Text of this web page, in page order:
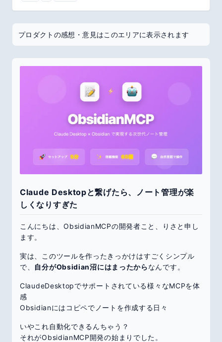
プロダクトの感想・意見はこのエリアに表示されます
Claude Desktopと繋げたら、ノート管理が楽
しくなりすぎた
こんにちは、ObsidianMCPの開発者こと、りさと申し
ます。
実は、このツールを作ったきっかけはすごくシンプル
で、 自分がObsidian沼にはまったからなんです。
ClaudeDesktopでサポートされている様々なMCPを体
感
Obsidianにはコピペでノートを作成する日々
いやこれ自動化できるんちゃう？
それがObsidianMCP開発の始まりでした。